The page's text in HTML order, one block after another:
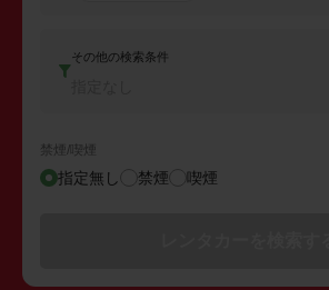
その他の検索条件
禁煙/喫煙
指定無し 禁煙 喫煙